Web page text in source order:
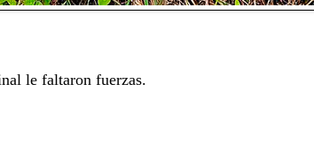
le faltaron fuerzas.